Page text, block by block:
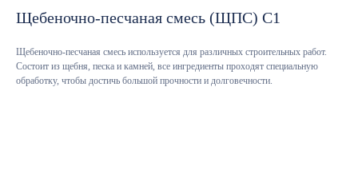
Щебеночно-песчаная смесь (ЩПС) С1
Щебеночно-песчаная смесь используется для различных строительных работ.
Состоит из щебня, песка и камней, все ингредиенты проходят специальную
обработку, чтобы достичь большой прочности и долговечности.